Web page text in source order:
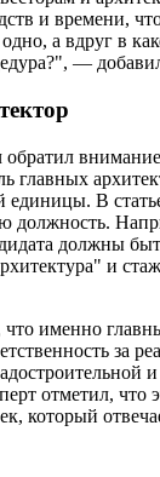
и времени,
а вдруг в
—
главных
единицы. В
должность.
должны
и
что именно
за
отметил, что
который